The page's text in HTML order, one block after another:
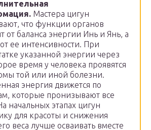
Мастера цигун
что функции органов
от баланса энергии Инь и Янь, а
ее интенсивности. При
указанной энергии через
время у человека проявятся
той или иной болезни.
энергия движется по
которые пронизывают все
начальных этапах цигун
для красоты и снижения
веса лучше осваивать вместе